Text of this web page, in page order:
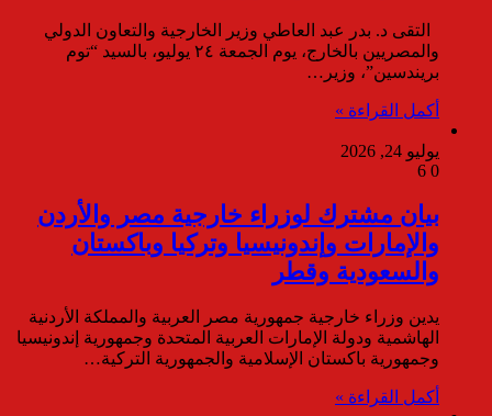
التقى د. بدر عبد العاطي وزير الخارجية والتعاون الدولي
والمصريين بالخارج، يوم الجمعة ٢٤ يوليو، بالسيد “توم
بريندسين”، وزير…
أكمل القراءة »
يوليو 24, 2026
0
بيان مشترك لوزراء خارجية مصر والأردن
والإمارات وإندونيسيا وتركيا وباكستان
والسعودية وقطر
يدين وزراء خارجية جمهورية مصر العربية والمملكة الأردنية
الهاشمية ودولة الإمارات العربية المتحدة وجمهورية إندونيسيا
وجمهورية باكستان الإسلامية والجمهورية التركية…
أكمل القراءة »